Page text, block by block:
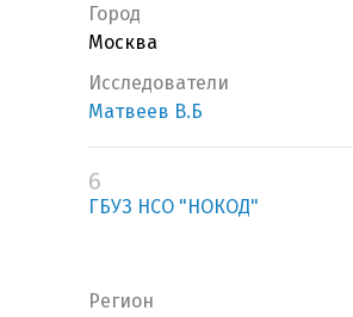
Город
Москва
Исследователи
Матвеев В.Б
6
ГБУЗ НСО "НОКОД"
Регион